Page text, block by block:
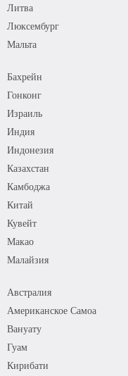
Литва
Люксембург
Мальта
Бахрейн
Гонконг
Израиль
Индия
Индонезия
Казахстан
Камбоджа
Китай
Кувейт
Макао
Малайзия
Австралия
Американское Самоа
Вануату
Гуам
Кирибати